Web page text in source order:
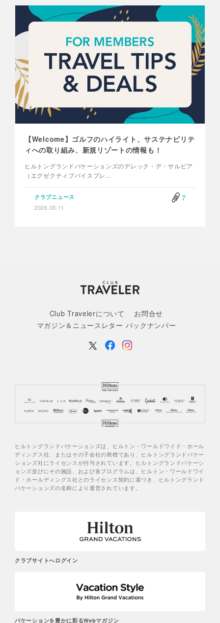
【Welcome】ゴルフのハイライト、サステナビリテ
ィへの取り組み、新規リゾートの情報も！
ヒルトングランドバケーションズのデレック・デ・サルビア
（エグゼクティブバイスプレ…
クラブニュース
2026.03.11
7
Club Travelerについて
お問合せ
マガジン＆ニュースレター バックナンバー
ヒルトングランドバケーションズは、ヒルトン・ワールドワイド・ホール
ディングス社、またはその子会社の商標であり、ヒルトングランドバケー
ションズ社にライセンスが付与されています。ヒルトングランドバケーシ
ョンズ並びにその施設、および各プログラムは、ヒルトン・ワールドワイ
ド・ホールディングス社とのライセンス契約に基づき、ヒルトングランド
バケーションズの名称により運営されています。
クラブサイトへログイン
バケーションを豊かに彩るWebマガジン